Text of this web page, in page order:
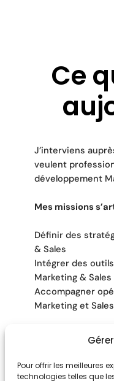
Pour offrir les meilleures
technologies telles que
Ce
J’interviens
veulent
développement
Mes missions
Définir des
& Sales
Intégrer des
Marketing & Sales
Accompagner
Marketing et Sales